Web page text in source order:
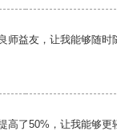
师益友，让我能够随时
高了50%，让我能够更